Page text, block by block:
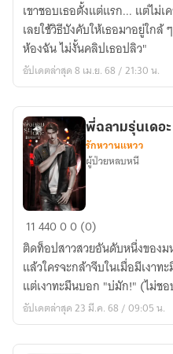
เขาชอบเธอตั้งแต่แรก... แต่ไม่เ
เลยใช้วิธีบังคับให้เธอมาอยู่ใกล้
ห้องฉัน ไม่งั้นคลิปเธอปลิว"
อัปเดตล่าสุด 8 เม.ย. 68 / 21:30 น.
พี่
ฉลาม
รุ่น
เดอะ
พี่ฉลามรุ่นเดอะ
รักหวานแหวว
ผู้ป่วยหลบหนี
1144000 (0)
ติดท็อปสาวสวยอันดับหนึ่งของ
แล้วใครจะกล้าจีบในเมื่อมีเงา
แต่เงาทะมึนบอก "บ่มัก!" (ไม่ช
อัปเดตล่าสุด 23 มี.ค. 68 / 09:05 น.